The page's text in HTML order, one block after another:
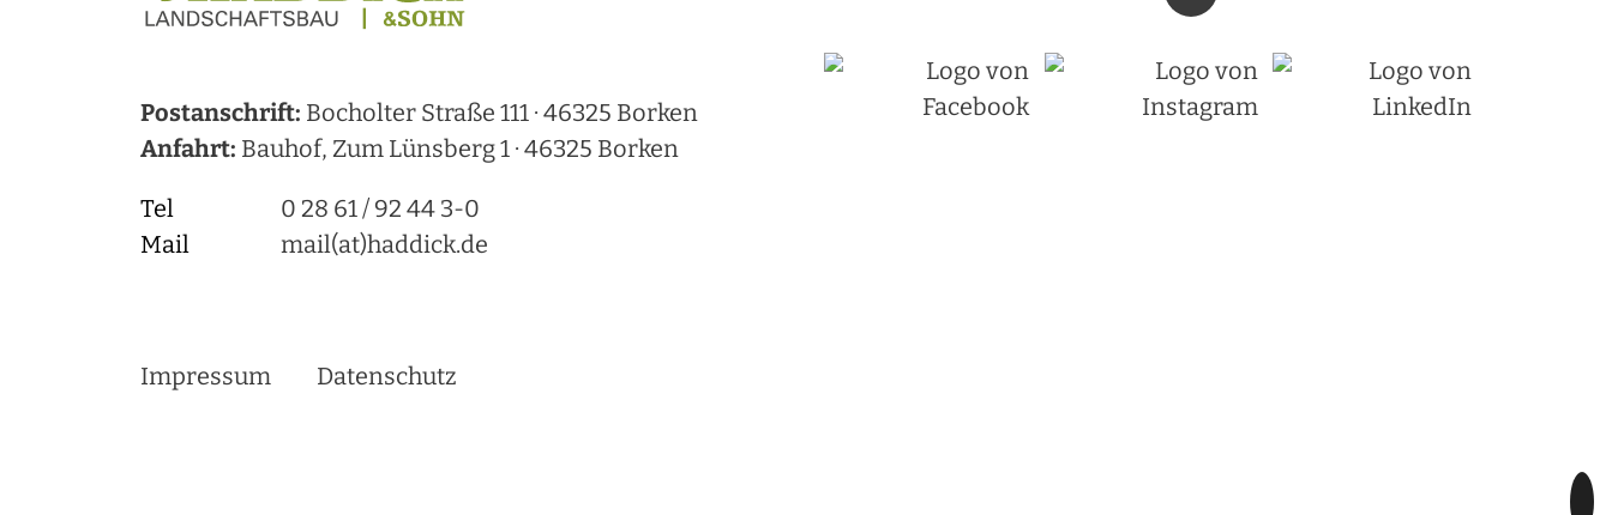
Postanschrift: Bocholter Straße 111 · 46325 Borken
Anfahrt: Bauhof, Zum Lünsberg 1 · 46325 Borken
Tel
0 28 61 / 92 44 3-0
Mail
mail(at)haddick.de
Impressum Datenschutz